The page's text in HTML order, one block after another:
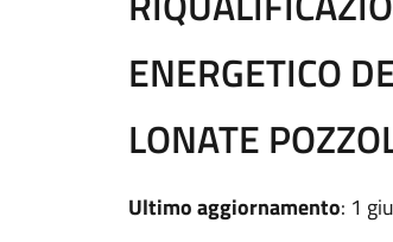
ENERGETICO
LONATE
Ultimo aggiornamento: 1